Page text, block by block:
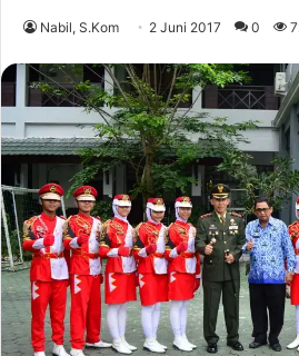
Nabil, S.Kom 2 Juni 2017 0